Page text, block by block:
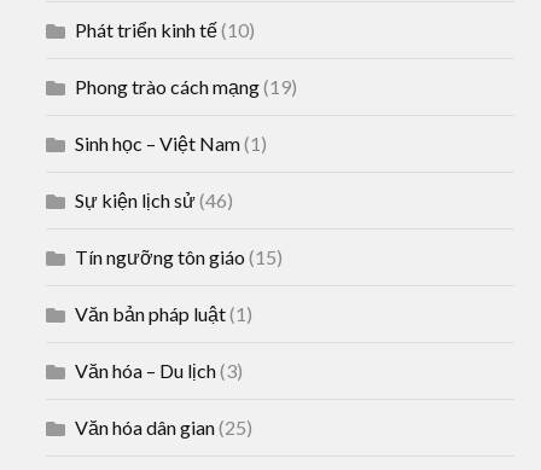
Phát triển kinh tế(10)
Phong trào cách mạng(19)
Sinh học – Việt Nam(1)
Sự kiện lịch sử(46)
Tín ngưỡng tôn giáo (15)
Văn bản pháp luật(1)
Văn hóa – Du lịch(3)
Văn hóa dân gian(25)